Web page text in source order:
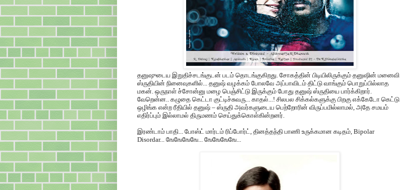
தனுஷுடைய இறுதிச்சடங்குடன் படம் தொடங்குகிறது. சோகத்தின் பிடியிலிருக்கும் தனுஷின் மனைவி
ஸ்ருதியின் நினைவுகளில்... தனுஷ் வழக்கம் போலவே அப்பாவிடம் திட்டு வாங்கும் பொறுப்பில்லாத
மகன். ஒருநாள் ச்சோன்னு மழை பெஞ்சிட்டு இருக்கும் போது தனுஷ் ஸ்ருதியை பார்க்கிறார்.
வேறென்ன.. கழுதை கெட்டா குட்டிச்சுவரு... காதல்...! சிலபல சிக்கல்களுக்கு பிறகு எக்கேடோ கெட்டு
ஒழிங்க என்ற ரீதியில் தனுஷ் – ஸ்ருதி அவர்களுடைய பெற்றோரின் விருப்பமில்லாமல், அதே சமயம்
எதிர்ப்பும் இல்லாமல் திருமணம் செய்துக்கொள்கின்றனர்.
இரண்டாம் பாதி... போஸ்ட் மார்டம் ரிப்போர்ட், தினத்தந்தி பாணி உருக்கமான கடிதம், Bipolar
Disordar... ஙேஙேஙேஙே... ஙேஙேஙேஙே...